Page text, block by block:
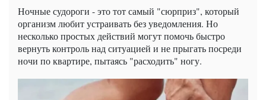
Ночные судороги - это тот самый "сюрприз", который
организм любит устраивать без уведомления. Но
несколько простых действий могут помочь быстро
вернуть контроль над ситуацией и не прыгать посреди
ночи по квартире, пытаясь "расходить" ногу.